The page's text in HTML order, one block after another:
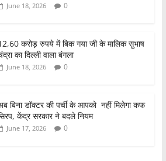
June 18, 2026 0
करोड़ रुपये में बिक गया जी के मालिक सुभाष
का दिल्ली वाला बंगला
June 18, 2026 0
बिना डॉक्टर की पर्ची के आपको नहीं मिलेगा कफ
केंद्र सरकार ने बदले नियम
June 17, 2026 0